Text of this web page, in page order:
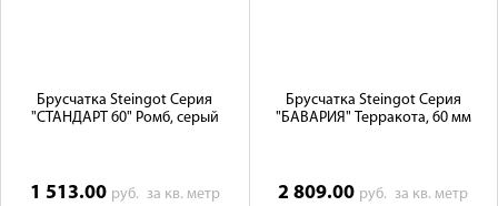
Брусчатка Steingot Серия
"СТАНДАРТ 60" Ромб, серый
1 513.00 руб. за кв. метр
Брусчатка Steingot Серия
"БАВАРИЯ" Терракота, 60 мм
2 809.00 руб.за кв. метр